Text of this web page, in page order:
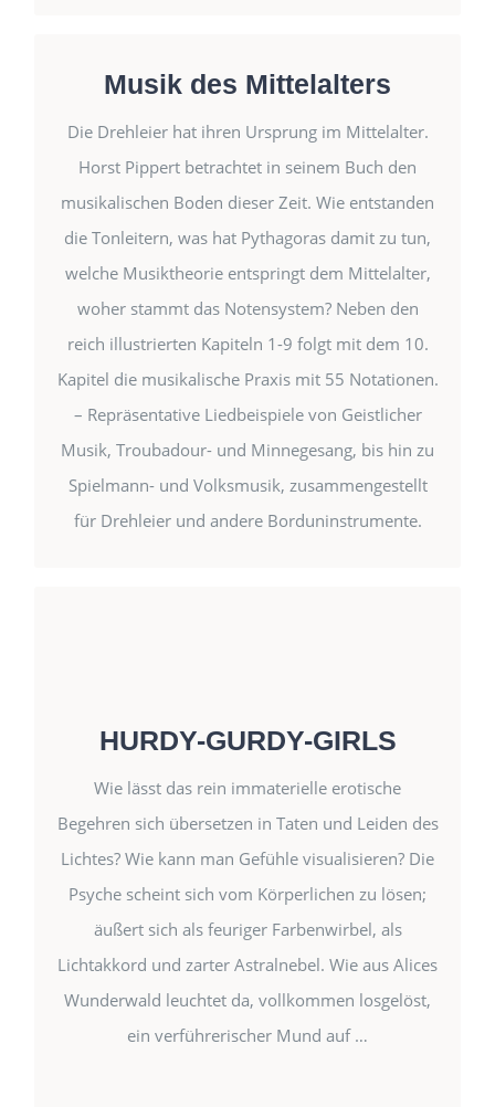
Musik des Mittelalters
Die Drehleier hat ihren Ursprung im Mittelalter.
Horst Pippert betrachtet in seinem Buch den
musikalischen Boden dieser Zeit. Wie entstanden
die Tonleitern, was hat Pythagoras damit zu tun,
welche Musiktheorie entspringt dem Mittelalter,
woher stammt das Notensystem? Neben den
reich illustrierten Kapiteln 1-9 folgt mit dem 10.
Kapitel die musikalische Praxis mit 55 Notationen.
– Repräsentative Liedbeispiele von Geistlicher
Musik, Troubadour- und Minnegesang, bis hin zu
Spielmann- und Volksmusik, zusammengestellt
für Drehleier und andere Borduninstrumente.
FÜR BORDUNINSTRUMENTE, AM BEISPIEL DER
Autor: Horst Pippert
Format: 17 x 25 cm, 128 Seiten, farbig,
inklusive 55 Liedbeispiele (Notation)
ISBN 3-937463-00-3
HURDY-GURDY-GIRLS
Wie lässt das rein immaterielle erotische
Begehren sich übersetzen in Taten und Leiden des
Lichtes? Wie kann man Gefühle visualisieren? Die
Psyche scheint sich vom Körperlichen zu lösen;
äußert sich als feuriger Farbenwirbel, als
Lichtakkord und zarter Astralnebel. Wie aus Alices
Wunderwald leuchtet da, vollkommen losgelöst,
ein verführerischer Mund auf …
Kurt Reichmann
Bildband mit 50 ganzseitigen Abbildungen,